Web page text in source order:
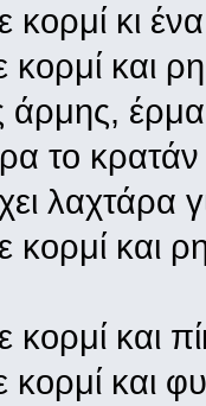
κορμί κι
κορμί και
άρμης,
το κρατάν
λαχτάρα
κορμί και
κορμί και
κορμί και